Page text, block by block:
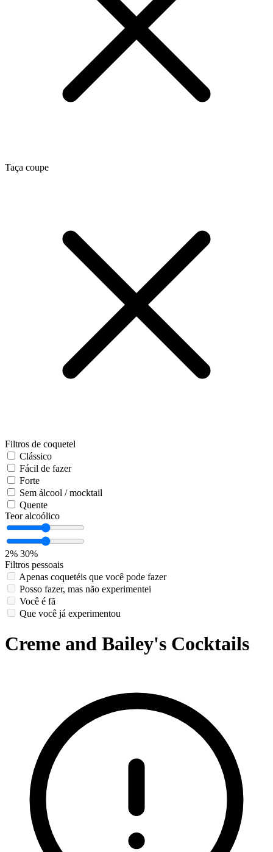
Taça coupe
Filtros de coquetel
Clássico
Fácil de fazer
Forte
Sem álcool / mocktail
Quente
Teor alcoólico
2% 30%
Filtros pessoais
Apenas coquetéis que você pode fazer
Posso fazer, mas não experimentei
Você é fã
Que você já experimentou
Creme and Bailey's Cocktails